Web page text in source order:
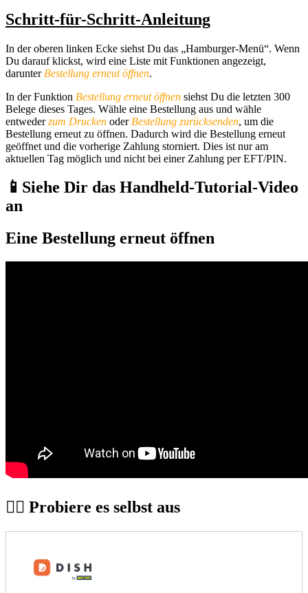
Schritt-für-Schritt-Anleitung
In der oberen linken Ecke siehst Du das „Hamburger-Menü“. Wenn
Du darauf klickst, wird eine Liste mit Funktionen angezeigt,
darunter Bestellung erneut öffnen.
In der Funktion Bestellung erneut öffnen siehst Du die letzten 300
Belege dieses Tages. Wähle eine Bestellung aus und wähle
entwederzum Drucken oder Bestellung zurücksenden, um die
Bestellung erneut zu öffnen. Dadurch wird die Bestellung erneut
geöffnet und die vorherige Zahlung storniert. Dies ist nur am
aktuellen Tag möglich und nicht bei einer Zahlung per EFT/PIN.
📱Siehe Dir das Handheld-Tutorial-Video
an
Eine Bestellung erneut öffnen
👆🏼 Probiere es selbst aus